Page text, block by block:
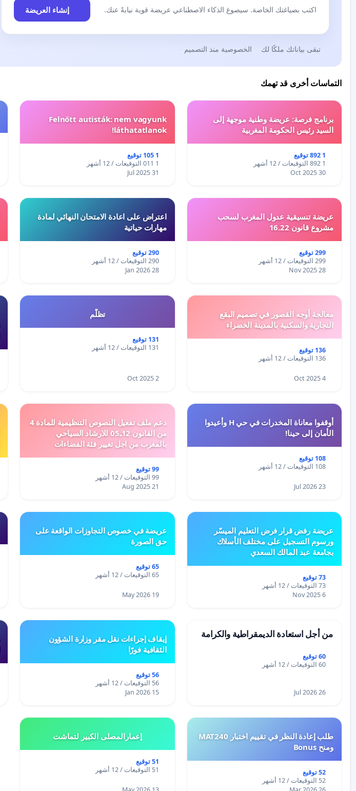
اكتب بصياغتك الخاصة. سيصوغ الذكاء الاصطناعي عريضة قوية نيابةً عنك. إنشاء العريضة
تبقى بياناتك ملكًا لك الخصوصية منذ التصميم
التماسات أخرى قد تهمك
برنامج فرصة: عريضة وطنية موجهة إلى
السيد رئيس الحكومة المغربية
1 892 توقيع
1 892 التوقيعات / 12 أشهر
30 Oct 2025
Felnőtt autisták: nem vagyunk
láthatatlanok!
1 105 توقيع
1 011 التوقيعات / 12 أشهر
31 Jul 2025
عريضة تنسيقية عدول المغرب لسحب
مشروع قانون 16.22
299 توقيع
299 التوقيعات / 12 أشهر
28 Nov 2025
اعتراض على اعادة الامتحان النهائي لمادة
مهارات حياتية
290 توقيع
290 التوقيعات / 12 أشهر
28 Jan 2026
معالجة أوجه القصور في تصميم البقع
التجارية والسكنية بالمدينة الخضراء
136 توقيع
136 التوقيعات / 12 أشهر
4 Oct 2025
تظلّم
131 توقيع
131 التوقيعات / 12 أشهر
2 Oct 2025
أوقفوا معاناة المخدرات في حي H وأعيدوا
الأمان إلى حينا!
108 توقيع
108 التوقيعات / 12 أشهر
23 Jul 2026
دعم ملف تفعيل النصوص التنظيمية للمادة 4
من القانون 12ـ05 للارشاد السياحي
بالمغرب من اجل تغيير فئة الفضاءات
99 توقيع
99 التوقيعات / 12 أشهر
21 Aug 2025
عريضة رفض قرار فرض التعليم الميسّر
ورسوم التسجيل على مختلف الأسلاك
بجامعة عبد المالك السعدي
73 توقيع
73 التوقيعات / 12 أشهر
6 Nov 2025
عريضة في خصوص التجاوزات الواقعة على
حق الصورة
65 توقيع
65 التوقيعات / 12 أشهر
19 May 2026
من أجل استعادة الديمقراطية والكرامة
60 توقيع
60 التوقيعات / 12 أشهر
26 Jul 2026
إيقاف إجراءات نقل مقر وزارة الشؤون
الثقافية فورًا
56 توقيع
56 التوقيعات / 12 أشهر
15 Jan 2026
طلب إعادة النظر في تقييم اختبار MAT240
ومنح Bonus
52 توقيع
52 التوقيعات / 12 أشهر
إعمارالمصلى الكبير لتماشت
51 توقيع
51 التوقيعات / 12 أشهر